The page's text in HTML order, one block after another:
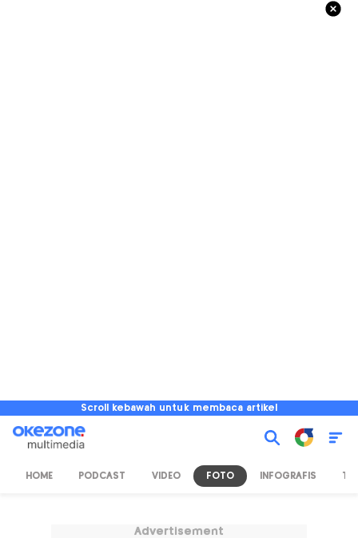
Scroll kebawah untuk membaca artikel
HOME PODCAST VIDEO FOTO INFOGRAFIS TV
Advertisement